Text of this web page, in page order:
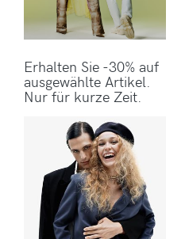
Erhalten Sie -30% auf
ausgewählte Artikel.
Nur für kurze Zeit.